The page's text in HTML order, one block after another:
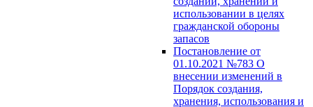
использовании в целях
гражданской обороны
запасов
Постановление от
01.10.2021 №783 О
внесении изменений в
Порядок создания,
хранения, использования и